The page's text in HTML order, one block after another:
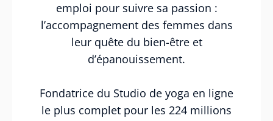
emploi pour suivre sa passion :
l’accompagnement des femmes dans
leur quête du bien-être et
d’épanouissement.
Fondatrice du Studio de yoga en ligne
le plus complet pour les 224 millions